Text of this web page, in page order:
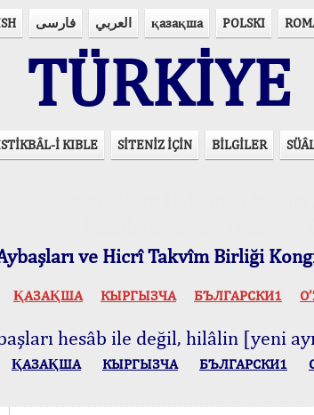
فارسی العربي қазақша POLSKI
İ KIBLE SİTENİZ İÇİN BİLGİLER
ve Hicrî Takvîm Birliği
ҚАЗАҚША КЫPГЫЗЧA БЪЛГАРСКИ1
hesâb ile değil, hilâlin [yeni
ҚАЗАҚША КЫPГЫЗЧA БЪЛГАРСКИ1